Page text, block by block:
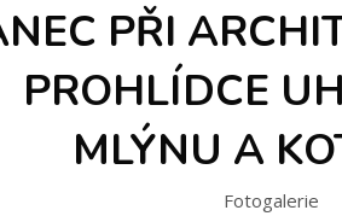
PŘI
PROHLÍDCE
MLÝNU A
Fotogalerie